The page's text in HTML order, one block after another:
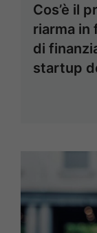
Cos’è il
riarma in
di
startup